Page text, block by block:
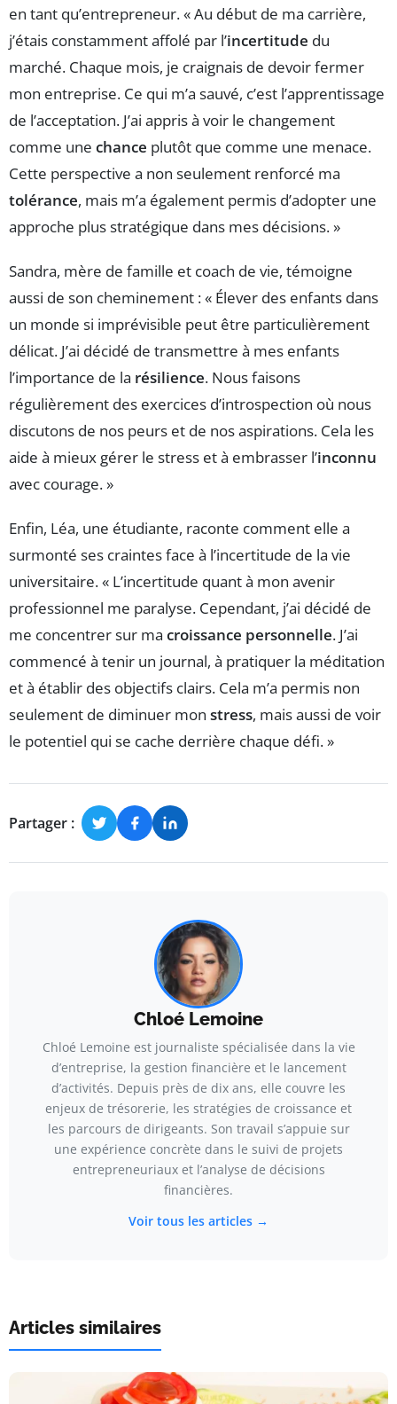
en tant qu’entrepreneur. « Au début de ma carrière,
j’étais constamment affolé par l’incertitude du
marché. Chaque mois, je craignais de devoir fermer
mon entreprise. Ce qui m’a sauvé, c’est l’apprentissage
de l’acceptation. J’ai appris à voir le changement
comme une chance plutôt que comme une menace.
Cette perspective a non seulement renforcé ma
tolérance, mais m’a également permis d’adopter une
approche plus stratégique dans mes décisions. »
Sandra, mère de famille et coach de vie, témoigne
aussi de son cheminement : « Élever des enfants dans
un monde si imprévisible peut être particulièrement
délicat. J’ai décidé de transmettre à mes enfants
l’importance de la résilience. Nous faisons
régulièrement des exercices d’introspection où nous
discutons de nos peurs et de nos aspirations. Cela les
aide à mieux gérer le stress et à embrasser l’inconnu
avec courage. »
Enfin, Léa, une étudiante, raconte comment elle a
surmonté ses craintes face à l’incertitude de la vie
universitaire. « L’incertitude quant à mon avenir
professionnel me paralyse. Cependant, j’ai décidé de
me concentrer sur ma croissance personnelle. J’ai
commencé à tenir un journal, à pratiquer la méditation
et à établir des objectifs clairs. Cela m’a permis non
seulement de diminuer mon stress, mais aussi de voir
le potentiel qui se cache derrière chaque défi. »
Partager :
Chloé Lemoine
Chloé Lemoine est journaliste spécialisée dans la vie
d’entreprise, la gestion financière et le lancement
d’activités. Depuis près de dix ans, elle couvre les
enjeux de trésorerie, les stratégies de croissance et
les parcours de dirigeants. Son travail s’appuie sur
une expérience concrète dans le suivi de projets
entrepreneuriaux et l’analyse de décisions
financières.
Voir tous les articles →
Articles similaires